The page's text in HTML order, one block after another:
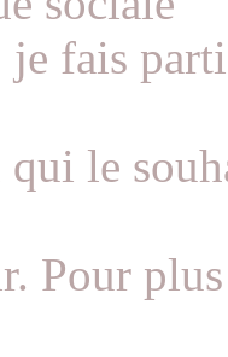
fais
qui le
Pour